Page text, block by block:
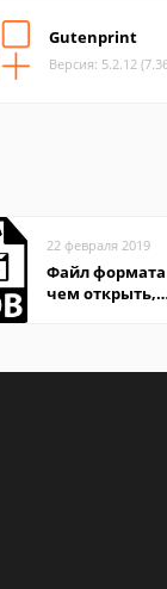
Gutenprint
Версия: 5.2.12
22 февраля 2019
Файл формата
чем открыть,